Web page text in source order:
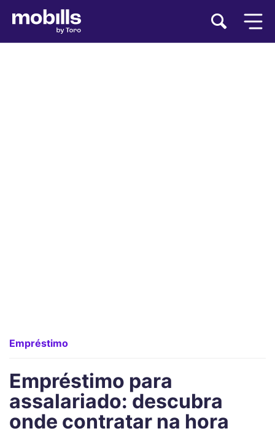
Empréstimo
Empréstimo para
assalariado: descubra
onde contratar na hora